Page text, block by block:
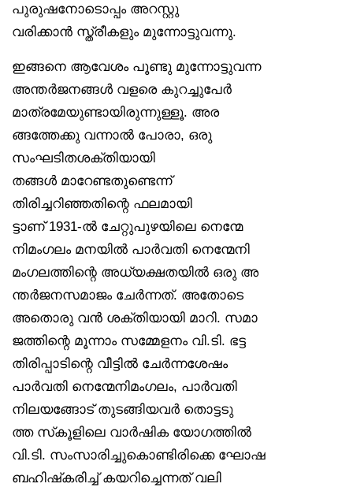
പുരുഷനോടൊപ്പം അറസ്റ്റു
വരിക്കാൻ സ്ത്രീകളും മുന്നോട്ടുവന്നു.
ഇങ്ങനെ ആവേശം പൂണ്ടു മുന്നോട്ടുവന്ന
അന്തർജനങ്ങൾ വളരെ കുറച്ചുപേർ
മാത്രമേയുണ്ടായിരുന്നുള്ളൂ. അര
ങ്ങത്തേക്കു വന്നാൽ പോരാ, ഒരു
സംഘടിതശക്തിയായി
തങ്ങൾ മാറേണ്ടതുണ്ടെന്ന്
തിരിച്ചറിഞ്ഞതിന്റെ ഫലമായി
ട്ടാണ് 1931-ൽ ചേറ്റുപുഴയിലെ നെന്മേ
നിമംഗലം മനയിൽ പാർവതി നെന്മേനി
മംഗലത്തിന്റെ അധ്യക്ഷതയിൽ ഒരു അ
ന്തർജനസമാജം ചേർന്നത്. അതോടെ
അതൊരു വൻ ശക്തിയായി മാറി. സമാ
ജത്തിന്റെ മൂന്നാം സമ്മേളനം വി.ടി. ഭട്ട
തിരിപ്പാടിന്റെ വീട്ടിൽ ചേർന്നശേഷം
പാർവതി നെന്മേനിമംഗലം, പാർവതി
നിലയങ്ങോട് തുടങ്ങിയവർ തൊട്ടടു
ത്ത സ്‌കൂളിലെ വാർഷിക യോഗത്തിൽ
വി.ടി. സംസാരിച്ചുകൊണ്ടിരിക്കെ ഘോഷ
ബഹിഷ്‌കരിച്ച് കയറിച്ചെന്നത് വലി